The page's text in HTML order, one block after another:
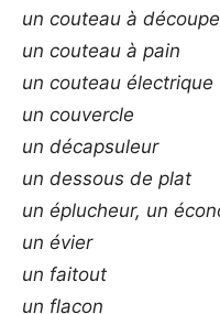
un couteau à
un couteau à pain
un couteau électrique
un couvercle
un décapsuleur
un dessous de plat
un éplucheur, un
un évier
un faitout
un flacon